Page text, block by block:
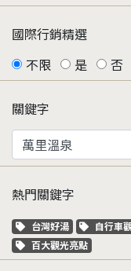
國際行銷精選
不限
是 否
關鍵字
熱門關鍵字
關鍵字標籤
台灣好湯 關鍵字
自行車
關鍵字標籤
百大觀光亮點